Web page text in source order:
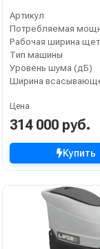
Артикул
Тип машины
Уровень шума (дБ)
Цена
314 000 руб.
Купить